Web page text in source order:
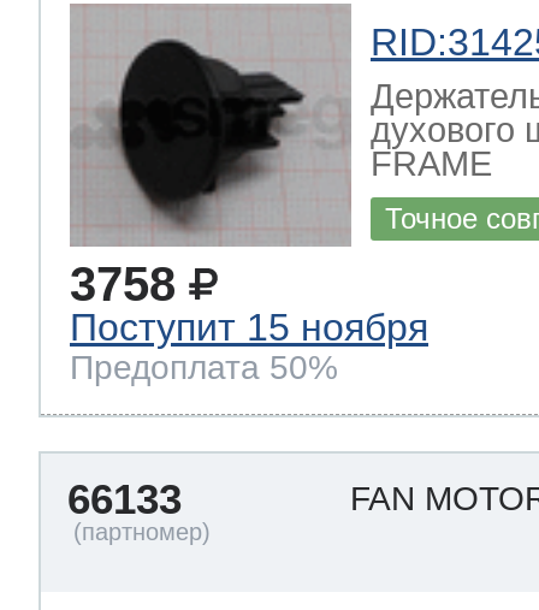
духового
FRAME
Точное
3758
Поступит 15 ноября
Предоплата 50%
66133 FAN